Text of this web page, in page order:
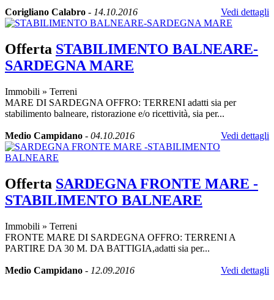
Corigliano Calabro - 14.10.2016 Vedi dettagli
Offerta STABILIMENTO BALNEARE-
SARDEGNA MARE
Immobili » Terreni
MARE DI SARDEGNA OFFRO: TERRENI adatti sia per
stabilimento balneare, ristorazione e/o ricettività, sia per...
Medio Campidano - 04.10.2016 Vedi dettagli
Offerta SARDEGNA FRONTE MARE -
STABILIMENTO BALNEARE
Immobili » Terreni
FRONTE MARE DI SARDEGNA OFFRO: TERRENI A
PARTIRE DA 30 M. DA BATTIGIA,adatti sia per...
Medio Campidano - 12.09.2016 Vedi dettagli